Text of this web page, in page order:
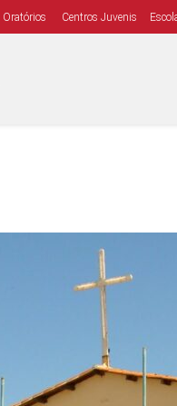
Oratórios Centros Juvenis